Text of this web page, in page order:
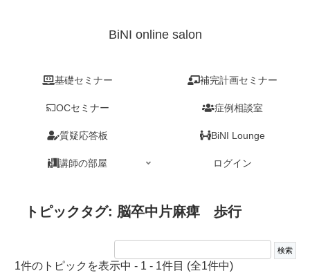
BiNI online salon
基礎セミナー 補完計画セミナー
OCセミナー 症例相談室
質疑応答板 BiNI Lounge
講師の部屋 ログイン
トピックタグ: 脳卒中片麻痺 歩行
1件のトピックを表示中 - 1 - 1件目 (全1件中)